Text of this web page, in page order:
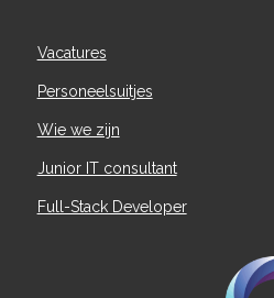
Vacatures
Personeelsuitjes
Wie we zijn
Junior IT consultant
Full-Stack Developer